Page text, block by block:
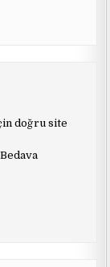
doğru site